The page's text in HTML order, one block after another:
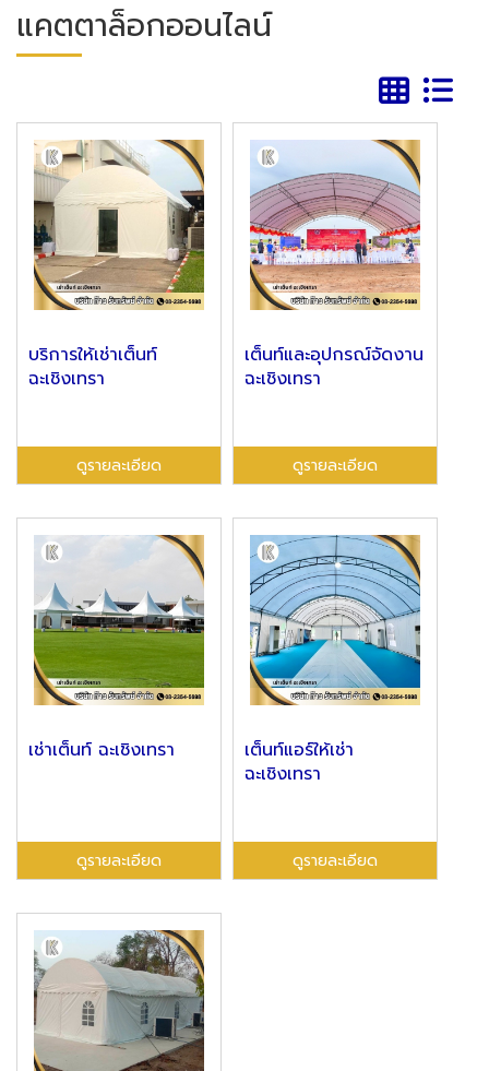
แคตตาล็อกออนไลน์
บริการให้เช่าเต็นท์
ฉะเชิงเทรา
ดูรายละเอียด
เต็นท์และอุปกรณ์จัดงาน
ฉะเชิงเทรา
ดูรายละเอียด
เช่าเต็นท์ ฉะเชิงเทรา
ดูรายละเอียด
เต็นท์แอร์ให้เช่า
ฉะเชิงเทรา
ดูรายละเอียด